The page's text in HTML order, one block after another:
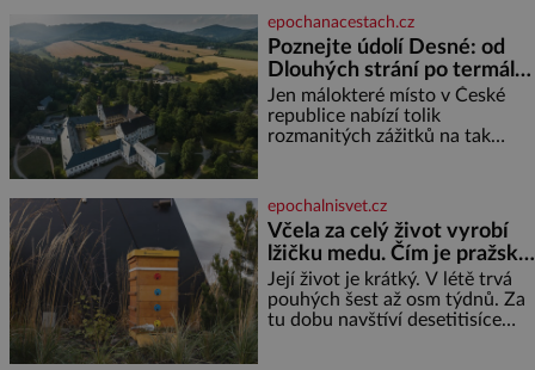
ochotný podat pomocnou ruku.
Vždycky jsem byla spíš
samotářka. Nepotřebovala jsem
kolem sebe partu kamarádek
ani partnera. Stačily mi knihy,
práce a hlavně klid. Hned po
studiích jsem odešla z rodného
epochanacestach.cz
Poznejte údolí Desné: od
Dlouhých strání po termální
prameny
Jen málokteré místo v České
republice nabízí tolik
rozmanitých zážitků na tak
jediného dne můžete
nahlédnout do útrob jedné z
nejvýznamnějších vodních
elektráren v Evropě, vydat se na
horské hřebeny, projet se na
koloběžce a den zakončit
poznáváním památek ve
epochalnisvet.cz
Včela za celý život vyrobí
lžičku medu. Čím je pražský
med ze střech tak ceněný?
Její život je krátký. V létě trvá
pouhých šest až osm týdnů. Za
tu dobu navštíví desetitisíce